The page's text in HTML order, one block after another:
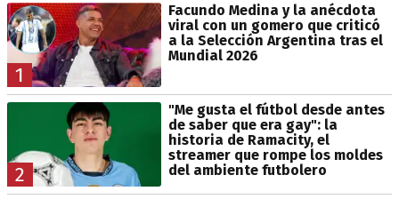
1
Facundo Medina y la anécdota
viral con un gomero que criticó
a la Selección Argentina tras el
Mundial 2026
2
"Me gusta el fútbol desde antes
de saber que era gay": la
historia de Ramacity, el
streamer que rompe los moldes
del ambiente futbolero